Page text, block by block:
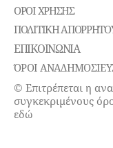
ΌΡΟΙ ΧΡΉΣΗΣ
ΠΟΛΙΤΙΚΉ
ΕΠΙΚΟΙΝΩΝΊΑ
ΌΡΟΙ
© Επιτρέπεται η
συγκεκριμένους
εδώ